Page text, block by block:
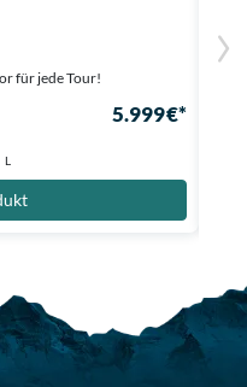
für jede Tour!
5.999 €*